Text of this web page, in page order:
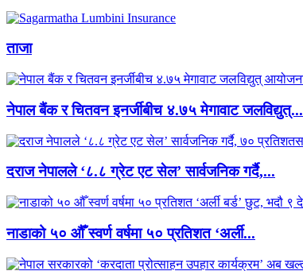
ताजा
नेपाल बैंक र चितवन इनर्जीबीच ४.७५ मेगावाट जलविद्युत्...
दराज नेपालले ‘८.८ ग्रेट एट सेल’ सार्वजनिक गर्दै,...
नाडाको ५० औँ स्वर्ण वर्षमा ५० प्रतिशत ‘अर्ली...